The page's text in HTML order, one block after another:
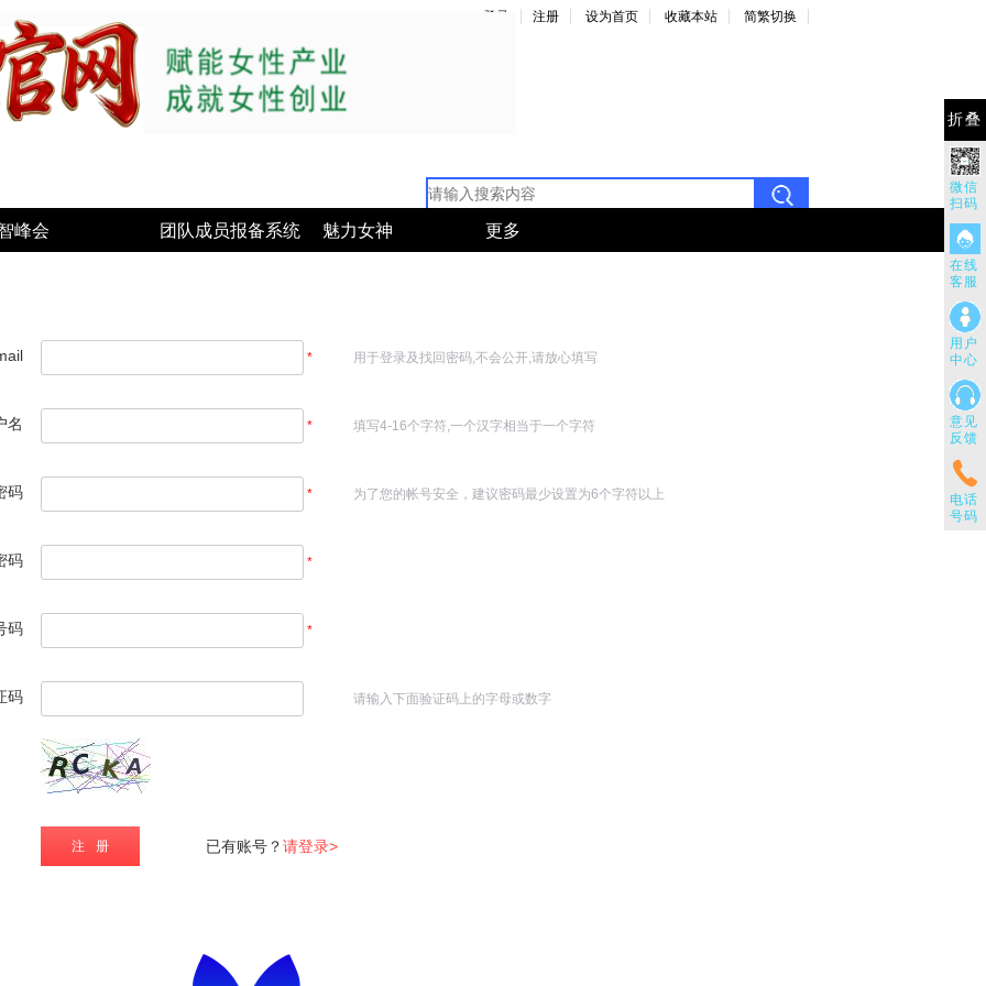
折叠
微信
扫码
在线
客服
用户
中心
意见
反馈
电话
号码
登录 注册 设为首页 收藏本站 简繁切换
峰会 团队成员报备系统 魅力女神 更多
* 用于登录及找回密码,不会公开,请放心填写
名 * 填写4-16个字符,一个汉字相当于一个字符
码 * 为了您的帐号安全，建议密码最少设置为6个字符以上
码 *
码 *
码 请输入下面验证码上的字母或数字
已有账号？请登录>